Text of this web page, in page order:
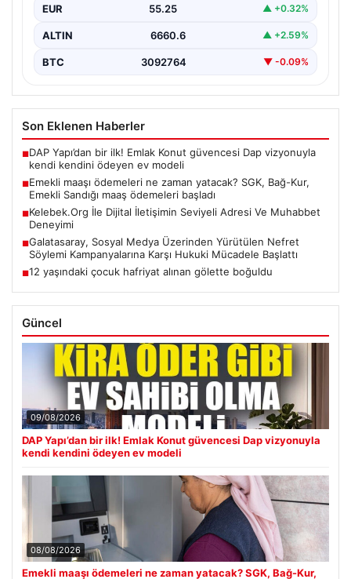
EUR 55.25 ▲ +0.32%
ALTIN 6660.6 ▲ +2.59%
BTC 3092764 ▼ -0.09%
Son Eklenen Haberler
■DAP Yapı’dan bir ilk! Emlak Konut güvencesi Dap vizyonuyla
kendi kendini ödeyen ev modeli
■Emekli maaşı ödemeleri ne zaman yatacak? SGK, Bağ-Kur,
Emekli Sandığı maaş ödemeleri başladı
■Kelebek.Org İle Dijital İletişimin Seviyeli Adresi Ve Muhabbet
Deneyimi
■Galatasaray, Sosyal Medya Üzerinden Yürütülen Nefret
Söylemi Kampanyalarına Karşı Hukuki Mücadele Başlattı
■12 yaşındaki çocuk hafriyat alınan gölette boğuldu
Güncel
09/08/2026
DAP Yapı’dan bir ilk! Emlak Konut güvencesi Dap vizyonuyla
kendi kendini ödeyen ev modeli
08/08/2026
Emekli maaşı ödemeleri ne zaman yatacak? SGK, Bağ-Kur,